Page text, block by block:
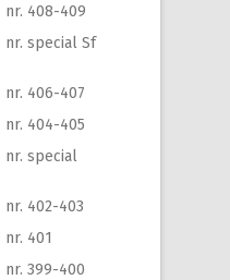
408-409
special Sf
406-407
404-405
nr. special
402-403
401
399-400